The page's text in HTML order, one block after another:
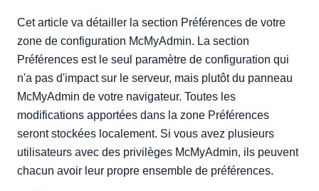
Cet article va détailler la section Préférences de votre
zone de configuration McMyAdmin. La section
Préférences est le seul paramètre de configuration qui
n'a pas d'impact sur le serveur, mais plutôt du panneau
McMyAdmin de votre navigateur. Toutes les
modifications apportées dans la zone Préférences
seront stockées localement. Si vous avez plusieurs
utilisateurs avec des privilèges McMyAdmin, ils peuvent
chacun avoir leur propre ensemble de préférences.